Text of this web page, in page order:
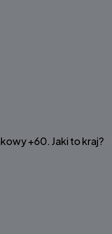
+60. Jaki to kraj?